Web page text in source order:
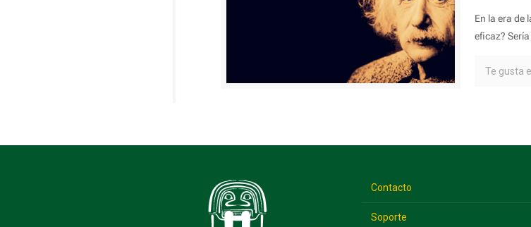
En la era de
eficaz?
Te gusta
Contacto
Soporte